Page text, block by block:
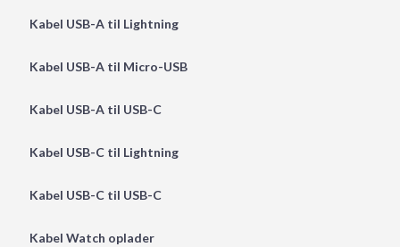
Kabel USB-A til Lightning
Kabel USB-A til Micro-USB
Kabel USB-A til USB-C
Kabel USB-C til Lightning
Kabel USB-C til USB-C
Kabel Watch oplader